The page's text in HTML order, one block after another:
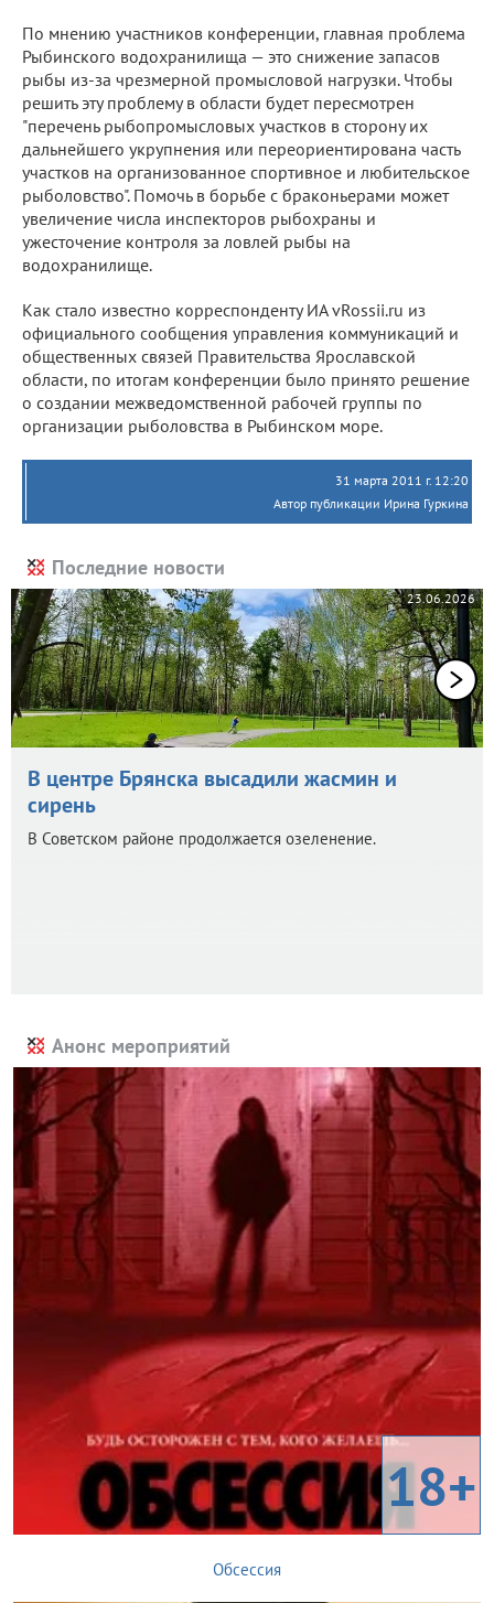
По мнению участников конференции, главная проблема
Рыбинского водохранилища — это снижение запасов
рыбы из-за чрезмерной промысловой нагрузки. Чтобы
решить эту проблему в области будет пересмотрен
"перечень рыбопромысловых участков в сторону их
дальнейшего укрупнения или переориентирована часть
участков на организованное спортивное и любительское
рыболовство". Помочь в борьбе с браконьерами может
увеличение числа инспекторов рыбохраны и
ужесточение контроля за ловлей рыбы на
водохранилище.
Как стало известно корреспонденту ИА vRossii.ru из
официального сообщения управления коммуникаций и
общественных связей Правительства Ярославской
области, по итогам конференции было принято решение
о создании межведомственной рабочей группы по
организации рыболовства в Рыбинском море.
31 марта 2011 г. 12:20
Автор публикации Ирина Гуркина
Последние новости
23.06.2026
В центре Брянска высадили жасмин и
сирень
В Советском районе продолжается озеленение.
Анонс мероприятий
18+
Обсессия